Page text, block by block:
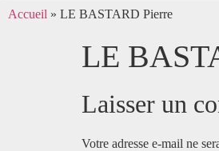
Accueil » LE BASTARD Pierre
LE
Laisser un
Votre adresse e-mail ne